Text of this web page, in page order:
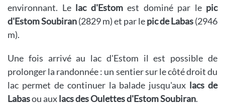
environnant. Le lac d'Estomest dominé par le pic
d'Estom Soubiran(2829 m) et par lepic de Labas(2946
m).
Une fois arrivé au lac d'Estom il est possible de
prolonger la randonnée : un sentier sur le côté droit du
lac permet de continuer la balade jusqu'aux lacs de
Labasou auxlacs des Oulettes d'Estom Soubiran.